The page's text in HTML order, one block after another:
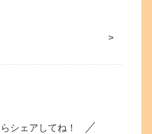
>
シェアしてね！